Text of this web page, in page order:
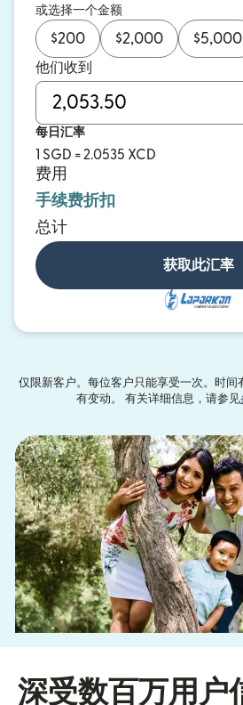
或选择一个金额
$200 $2,000 $5,000
他们收到
每日汇率
1 SGD = 2.0535 XCD
费用
手续费折扣
总计
获取此汇率
仅限新客户。每位客户只能享受一次。时间
有变动。 有关详细信息，请参见
深受数百万用户